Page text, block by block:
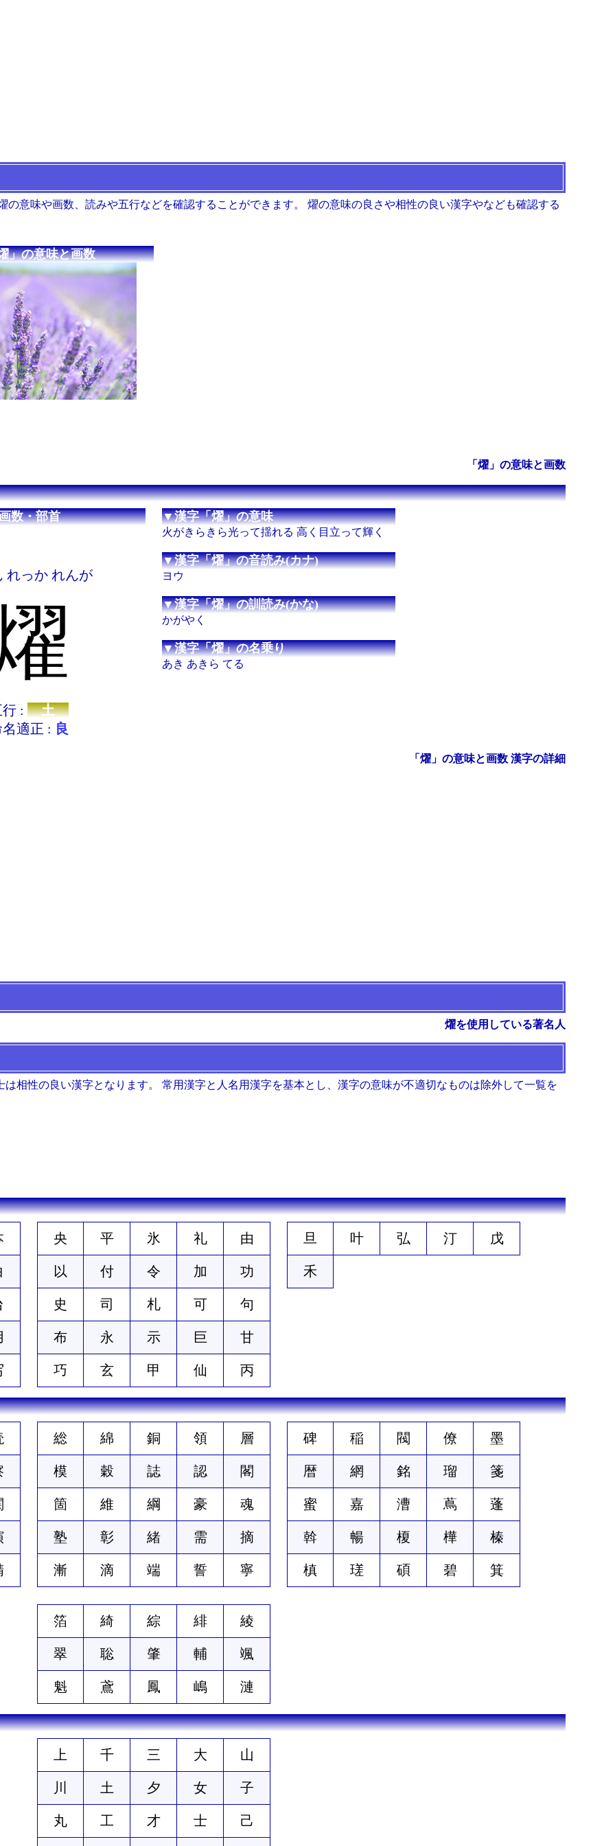
意味や画数、読みや五行などを確認することができます。 燿の意味の良さや相性の良い漢字やなども確認する
」の意味と画数
「燿」の意味と画数
数・部首
れっか れんが
: 土
適正 : 良
▼漢字「燿」の意味
火がきらきら光って揺れる 高く目立って輝く
▼漢字「燿」の音読み(カナ)
ヨウ
▼漢字「燿」の訓読み(かな)
かがやく
▼漢字「燿」の名乗り
あき あきら てる
「燿」の意味と画数 漢字の詳細
燿を使用している著名人
相性の良い漢字となります。 常用漢字と人名用漢字を基本とし、漢字の意味が不適切なものは除外して一覧を
央 平 氷 礼 由
以 付 令 加 功
史 司 札 可 句
布 永 示 巨 甘
巧 玄 甲 仙 丙
旦 叶 弘 汀 戊
禾
総 綿 銅 領 層
模 穀 誌 認 閣
箇 維 綱 豪 魂
塾 彰 緒 需 摘
漸 滴 端 誓 寧
碑 稲 閥 僚 墨
暦 網 銘 瑠 箋
蜜 嘉 漕 蔦 蓬
斡 暢 榎 樺 榛
槙 瑳 碩 碧 箕
箔 綺 綜 緋 綾
翠 聡 肇 輔 颯
魁 鳶 鳳 嶋 漣
上 千 三 大 山
川 土 夕 女 子
丸 工 才 士 己